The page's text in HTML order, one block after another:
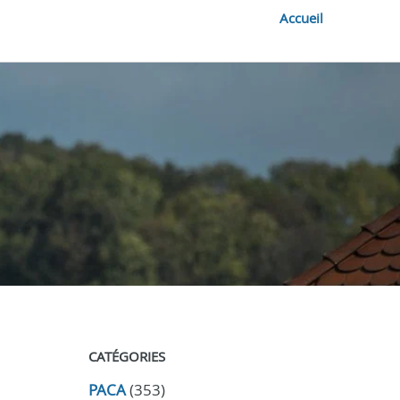
Accueil
CATÉGORIES
PACA(353)